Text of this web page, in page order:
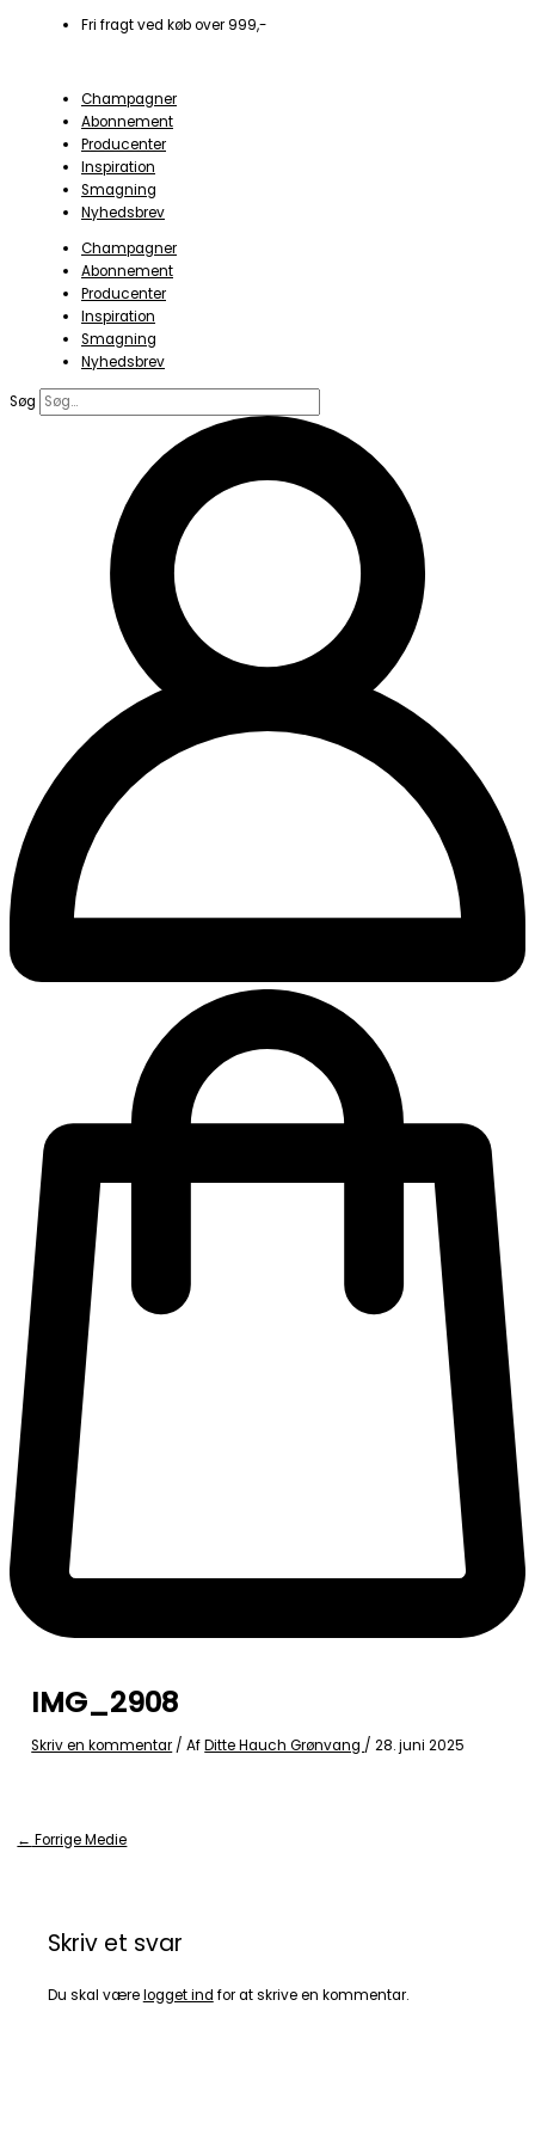
Fri fragt ved køb over 999,-
Champagner
Abonnement
Producenter
Inspiration
Smagning
Nyhedsbrev
Champagner
Abonnement
Producenter
Inspiration
Smagning
Nyhedsbrev
Søg
IMG_2908
Skriv en kommentar / AfDitte Hauch Grønvang /28. juni 2025
← Forrige Medie
Skriv et svar
Du skal værelogget ind for at skrive en kommentar.